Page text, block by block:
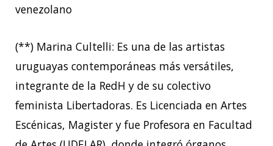
venezolano
(**) Marina Cultelli: Es una de las artistas
uruguayas contemporáneas más versátiles,
integrante de la RedH y de su colectivo
feminista Libertadoras. Es Licenciada en Artes
Escénicas, Magister y fue Profesora en Facultad